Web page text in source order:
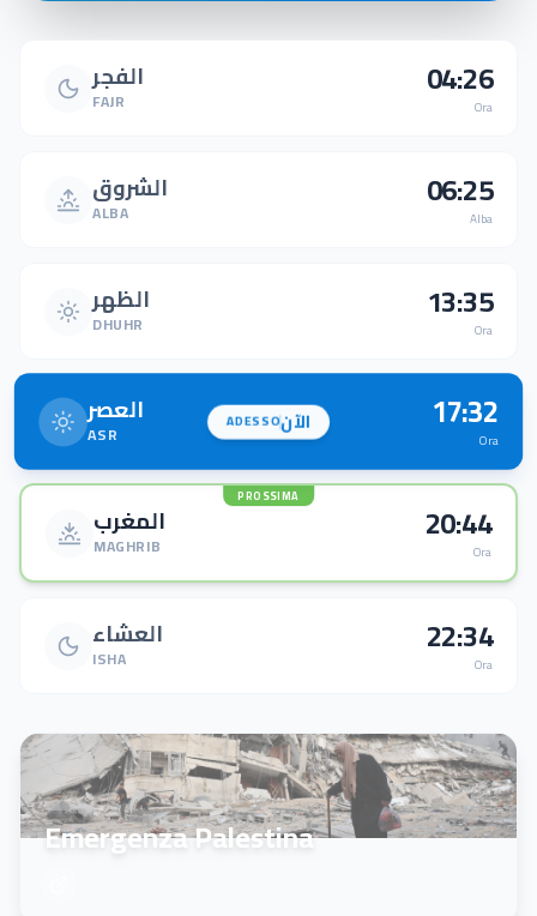
الفجر
FAJR 04:26
Ora
الشروق
ALBA 06:25
Alba
الظهر
DHUHR 13:35
Ora
ADESSOالآن العصر
ASR 17:32
Ora
PROSSIMA
المغرب
MAGHRIB 20:44
Ora
العشاء
ISHA 22:34
Ora
Emergenza Palestina